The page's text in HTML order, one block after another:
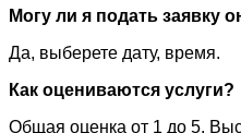
Могу ли я подать заявку
Да, выберете дату, время.
Как оцениваются услуги?
Общая оценка от 1 до 5.